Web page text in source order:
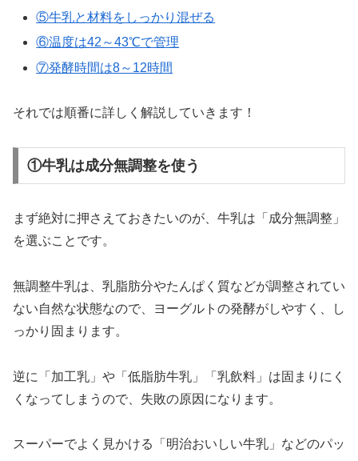
⑤牛乳と材料をしっかり混ぜる
⑥温度は42～43℃で管理
⑦発酵時間は8～12時間
それでは順番に詳しく解説していきます！
①牛乳は成分無調整を使う
まず絶対に押さえておきたいのが、牛乳は「成分無調整」
を選ぶことです。
無調整牛乳は、乳脂肪分やたんぱく質などが調整されてい
ない自然な状態なので、ヨーグルトの発酵がしやすく、し
っかり固まります。
逆に「加工乳」や「低脂肪牛乳」「乳飲料」は固まりにく
くなってしまうので、失敗の原因になります。
スーパーでよく見かける「明治おいしい牛乳」などのパッ